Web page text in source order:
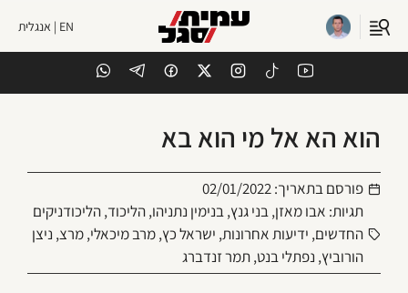
EN | אנגלית
הוא הא אל מי הוא בא
פורסם בתאריך:02/01/2022
תגיות: אבו מאזן,בני גנץ,בנימין נתניהו,הליכוד,הליכודניקים
החדשים, ידיעות אחרונות, ישראל כץ,מרב מיכאלי,מרצ, ניצן
הורוביץ, נפתלי בנט,תמר זנדברג